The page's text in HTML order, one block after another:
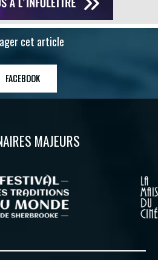
cet article
FACEBOOK
MAJEURS